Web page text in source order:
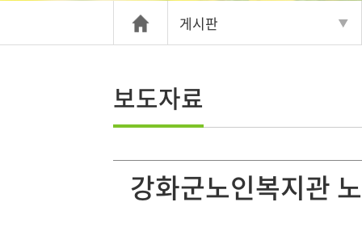
게시판
보도자료
강화군노인복지관